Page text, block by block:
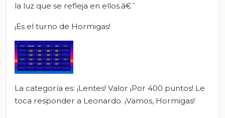
la luz que se refleja en ellos.â€¯
¡Es el turno de Hormigas!
La categoría es: ¡Lentes! Valor ¡Por 400 puntos! Le
toca responder a Leonardo. ¡Vamos, Hormigas!